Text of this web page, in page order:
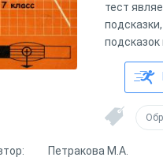
тест
подсказок
Петракова М.А.